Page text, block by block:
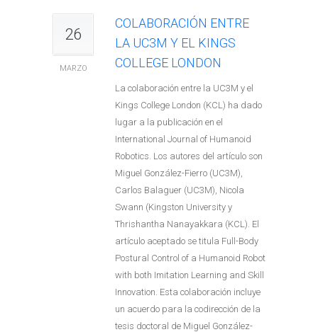
26
MARZO
COLABORACIÓN ENTRE
LA UC3M Y EL KINGS
COLLEGE LONDON
La colaboración entre la UC3M y el
Kings College London (KCL) ha dado
lugar a la publicación en el
International Journal of Humanoid
Robotics. Los autores del artículo son
Miguel González-Fierro (UC3M),
Carlos Balaguer (UC3M), Nicola
Swann (Kingston University y
Thrishantha Nanayakkara (KCL). El
artículo aceptado se titula Full-Body
Postural Control of a Humanoid Robot
with both Imitation Learning and Skill
Innovation. Esta colaboración incluye
un acuerdo para la codirección de la
tesis doctoral de Miguel González-